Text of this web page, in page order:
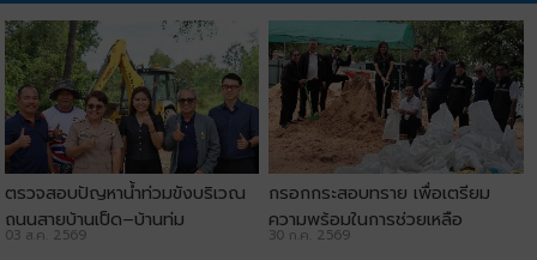
ตรวจสอบปัญหาน้ำท่วมขังบริเวณ
ถนนสายบ้านเป็ด–บ้านทุ่ม
03 ส.ค. 2569
กรอกกระสอบทราย เพื่อเตรียม
ความพร้อมในการช่วยเหลือ
ประชาชน
30 ก.ค. 2569